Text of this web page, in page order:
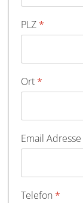
PLZ*
Ort*
Email Adresse
Telefon *